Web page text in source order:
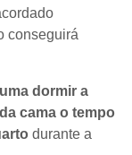
conseguirá
dormir a
cama o tempo
durante a